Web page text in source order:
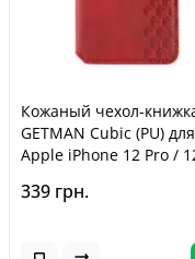
Кожаный чехол-
GETMAN Cubic (PU) для
Apple iPhone 12 Pro /
339 грн.